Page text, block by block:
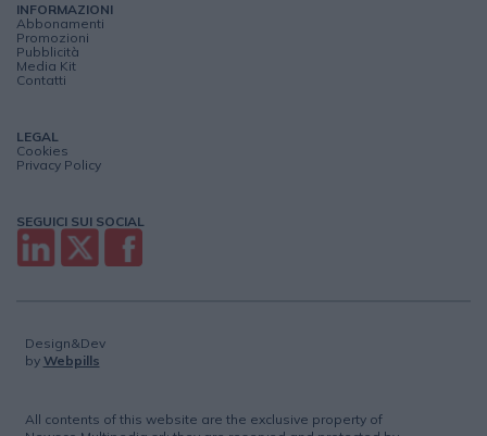
INFORMAZIONI
Abbonamenti
Promozioni
Pubblicità
Media Kit
Contatti
LEGAL
Cookies
Privacy Policy
SEGUICI SUI SOCIAL
Design&Dev
by Webpills
All contents of this website are the exclusive property of